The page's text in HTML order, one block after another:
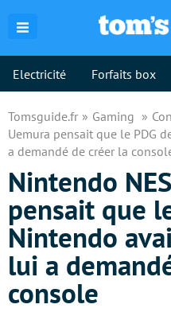
Electricité Forfaits box
Tomsguide.fr Gaming
Uemura pensait que le PDG
a demandé de créer la
Nintendo
pensait que
Nintendo
lui a
console